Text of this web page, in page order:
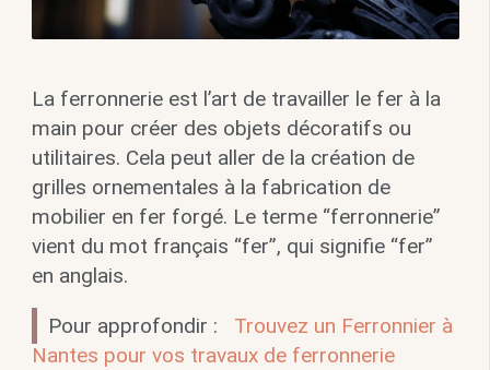
La ferronnerie est l’art de travailler le fer à la
main pour créer des objets décoratifs ou
utilitaires. Cela peut aller de la création de
grilles ornementales à la fabrication de
mobilier en fer forgé. Le terme “ferronnerie”
vient du mot français “fer”, qui signifie “fer”
en anglais.
Pour approfondir :
Trouvez un Ferronnier à
Nantes pour vos travaux de ferronnerie